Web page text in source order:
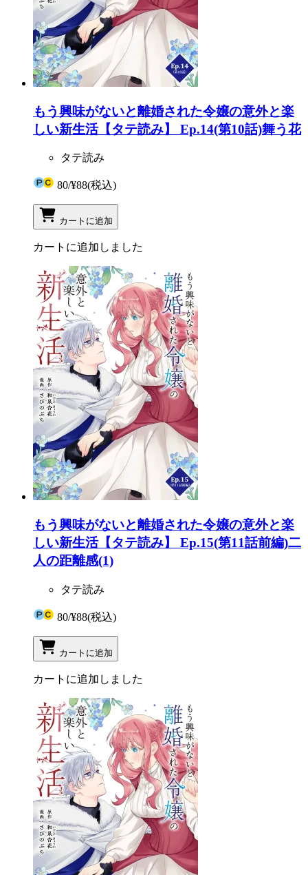
もう興味がないと離婚された令嬢の意外と楽
しい新生活【タテ読み】 Ep.14(第10話)舞う花
タテ読み
80/¥88(税込)
カートに追加
カートに追加しました
もう興味がないと離婚された令嬢の意外と楽
しい新生活【タテ読み】 Ep.15(第11話前編)二
人の距離感(1)
タテ読み
80/¥88(税込)
カートに追加
カートに追加しました